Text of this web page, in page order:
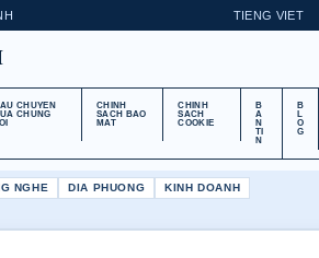
TIENG VIET
CHUYEN
CHUNG
CHINH
SACH BAO
MAT
CHINH
SACH
COOKIE
B
A
N
TI
N
B
L
O
G
NGHE DIA PHUONG
KINH DOANH